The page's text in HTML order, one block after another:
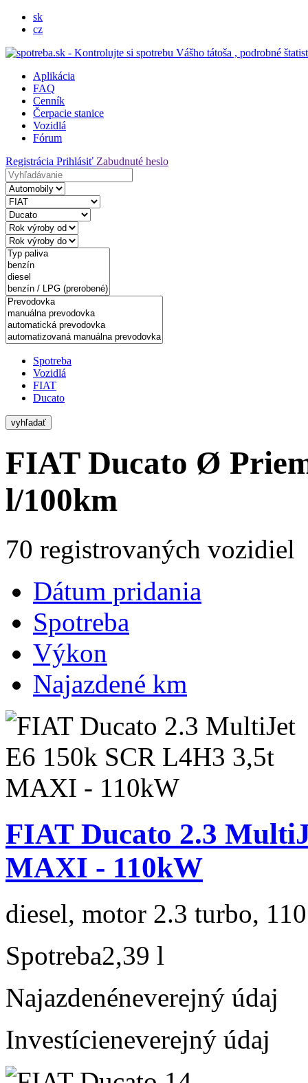
sk
cz
Aplikácia
FAQ
Cenník
Čerpacie stanice
Vozidlá
Fórum
Registrácia Prihlásiť Zabudnuté heslo
Spotreba
Vozidlá
FIAT
Ducato
vyhľadať
FIAT Ducato Ø
l/100km
70 registrovaných vozidiel
Dátum pridania
Spotreba
Výkon
Najazdené km
FIAT Ducato 2.3
MAXI - 110kW
diesel, motor 2.3 turbo,
Spotreba2,39 l
Najazdenéneverejný údaj
Investícieneverejný údaj